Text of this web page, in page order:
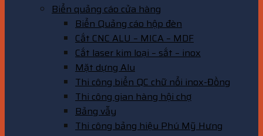
Biển quảng cáo cửa hàng
Biển Quảng cáo hộp đèn
Cắt CNC ALU – MICA – MDF
Cắt laser kim loại – sắt – inox
Mặt dựng Alu
Thi công biển QC chữ nổi inox-Đồng
Thi công gian hàng hội chợ
Bảng vẫy
Thi công bảng hiệu Phú Mỹ Hưng